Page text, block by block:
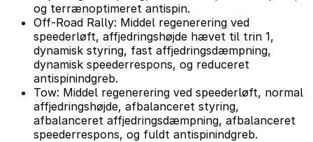
og terrænoptimeret antispin.
Off-Road Rally: Middel regenerering ved
speederløft, affjedringshøjde hævet til trin 1,
dynamisk styring, fast affjedringsdæmpning,
dynamisk speederrespons, og reduceret
antispinindgreb.
Tow: Middel regenerering ved speederløft, normal
affjedringshøjde, afbalanceret styring,
afbalanceret affjedringsdæmpning, afbalanceret
speederrespons, og fuldt antispinindgreb.